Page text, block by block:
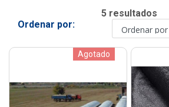
5 resultados
Ordenar por:
Agotado